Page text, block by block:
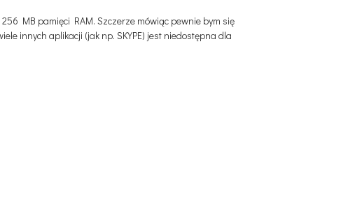
MB pamięci RAM. Szczerze mówiąc pewnie bym się
innych aplikacji (jak np. SKYPE) jest niedostępna dla